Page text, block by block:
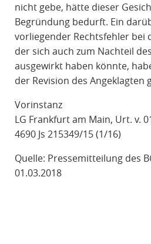
nicht gebe, hätte dieser
Begründung bedurft. Ein
vorliegender Rechtsfehler bei
der sich auch zum Nachteil
ausgewirkt haben könnte,
der Revision des Angeklagten
Vorinstanz
LG Frankfurt am Main, Urt. v.
4690 Js 215349/15 (1/16)
Quelle: Pressemitteilung des
01.03.2018